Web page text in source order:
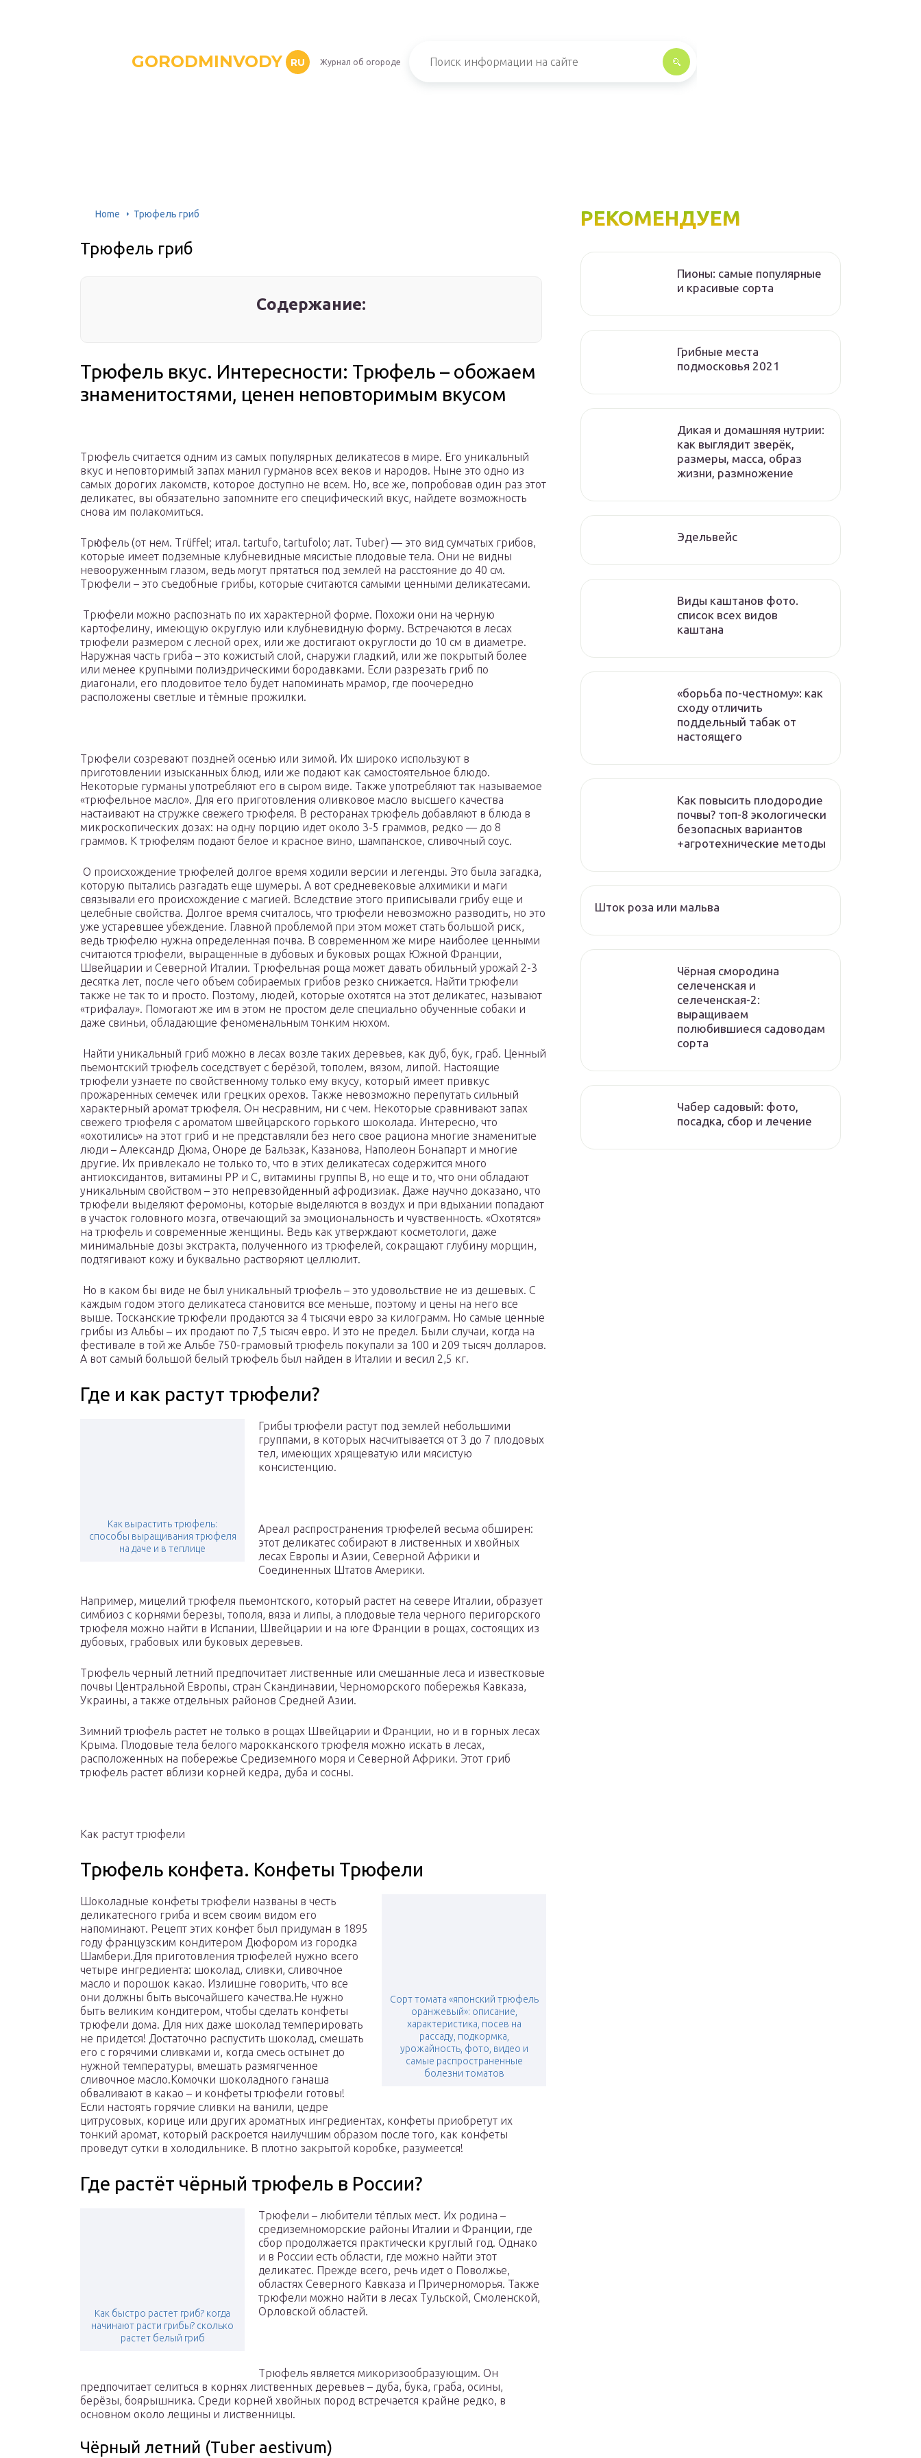
GORODMINVODY RU Журнал об огороде
Home Трюфель гриб
Трюфель гриб
Содержание:
Трюфель вкус. Интересности: Трюфель – обожаем
знаменитостями, ценен неповторимым вкусом
Трюфель считается одним из самых популярных деликатесов в мире. Его уникальный
вкус и неповторимый запах манил гурманов всех веков и народов. Ныне это одно из
самых дорогих лакомств, которое доступно не всем. Но, все же, попробовав один раз этот
деликатес, вы обязательно запомните его специфический вкус, найдете возможность
снова им полакомиться.
Трю́фель (от нем. Trüffel; итал. tartufo, tartufolo; лат. Tuber) — это вид сумчатых грибов,
которые имеет подземные клубневидные мясистые плодовые тела. Они не видны
невооруженным глазом, ведь могут прятаться под землей на расстояние до 40 см.
Трюфели – это съедобные грибы, которые считаются самыми ценными деликатесами.
Трюфели можно распознать по их характерной форме. Похожи они на черную
картофелину, имеющую округлую или клубневидную форму. Встречаются в лесах
трюфели размером с лесной орех, или же достигают округлости до 10 см в диаметре.
Наружная часть гриба – это кожистый слой, снаружи гладкий, или же покрытый более
или менее крупными полиэдрическими бородавками. Если разрезать гриб по
диагонали, его плодовитое тело будет напоминать мрамор, где поочередно
расположены светлые и тёмные прожилки.
Трюфели созревают поздней осенью или зимой. Их широко используют в
приготовлении изысканных блюд, или же подают как самостоятельное блюдо.
Некоторые гурманы употребляют его в сыром виде. Также употребляют так называемое
«трюфельное масло». Для его приготовления оливковое масло высшего качества
настаивают на стружке свежего трюфеля. В ресторанах трюфель добавляют в блюда в
микроскопических дозах: на одну порцию идет около 3-5 граммов, редко — до 8
граммов. К трюфелям подают белое и красное вино, шампанское, сливочный соус.
О происхождение трюфелей долгое время ходили версии и легенды. Это была загадка,
которую пытались разгадать еще шумеры. А вот средневековые алхимики и маги
связывали его происхождение с магией. Вследствие этого приписывали грибу еще и
целебные свойства. Долгое время считалось, что трюфели невозможно разводить, но это
уже устаревшее убеждение. Главной проблемой при этом может стать большой риск,
ведь трюфелю нужна определенная почва. В современном же мире наиболее ценными
считаются трюфели, выращенные в дубовых и буковых рощах Южной Франции,
Швейцарии и Северной Италии. Трюфельная роща может давать обильный урожай 2-3
десятка лет, после чего объем собираемых грибов резко снижается. Найти трюфели
также не так то и просто. Поэтому, людей, которые охотятся на этот деликатес, называют
«трифалау». Помогают же им в этом не простом деле специально обученные собаки и
даже свиньи, обладающие феноменальным тонким нюхом.
Найти уникальный гриб можно в лесах возле таких деревьев, как дуб, бук, граб. Ценный
пьемонтский трюфель соседствует с берёзой, тополем, вязом, липой. Настоящие
трюфели узнаете по свойственному только ему вкусу, который имеет привкус
прожаренных семечек или грецких орехов. Также невозможно перепутать сильный
характерный аромат трюфеля. Он несравним, ни с чем. Некоторые сравнивают запах
свежего трюфеля с ароматом швейцарского горького шоколада. Интересно, что
«охотились» на этот гриб и не представляли без него свое рациона многие знаменитые
люди – Александр Дюма, Оноре де Бальзак, Казанова, Наполеон Бонапарт и многие
другие. Их привлекало не только то, что в этих деликатесах содержится много
антиоксидантов, витамины РР и С, витамины группы В, но еще и то, что они обладают
уникальным свойством – это непревзойденный афродизиак. Даже научно доказано, что
трюфели выделяют феромоны, которые выделяются в воздух и при вдыхании попадают
в участок головного мозга, отвечающий за эмоциональность и чувственность. «Охотятся»
на трюфель и современные женщины. Ведь как утверждают косметологи, даже
минимальные дозы экстракта, полученного из трюфелей, сокращают глубину морщин,
подтягивают кожу и буквально растворяют целлюлит.
Но в каком бы виде не был уникальный трюфель – это удовольствие не из дешевых. С
каждым годом этого деликатеса становится все меньше, поэтому и цены на него все
выше. Тосканские трюфели продаются за 4 тысячи евро за килограмм. Но самые ценные
грибы из Альбы – их продают по 7,5 тысяч евро. И это не предел. Были случаи, когда на
фестивале в той же Альбе 750-грамовый трюфель покупали за 100 и 209 тысяч долларов.
А вот самый большой белый трюфель был найден в Италии и весил 2,5 кг.
Где и как растут трюфели?
Как вырастить трюфель:
способы выращивания трюфеля
на даче и в теплице
Грибы трюфели растут под землей небольшими
группами, в которых насчитывается от 3 до 7 плодовых
тел, имеющих хрящеватую или мясистую
консистенцию.
Ареал распространения трюфелей весьма обширен:
этот деликатес собирают в лиственных и хвойных
лесах Европы и Азии, Северной Африки и
Соединенных Штатов Америки.
Например, мицелий трюфеля пьемонтского, который растет на севере Италии, образует
симбиоз с корнями березы, тополя, вяза и липы, а плодовые тела черного перигорского
трюфеля можно найти в Испании, Швейцарии и на юге Франции в рощах, состоящих из
дубовых, грабовых или буковых деревьев.
Трюфель черный летний предпочитает лиственные или смешанные леса и известковые
почвы Центральной Европы, стран Скандинавии, Черноморского побережья Кавказа,
Украины, а также отдельных районов Средней Азии.
Зимний трюфель растет не только в рощах Швейцарии и Франции, но и в горных лесах
Крыма. Плодовые тела белого марокканского трюфеля можно искать в лесах,
расположенных на побережье Средиземного моря и Северной Африки. Этот гриб
трюфель растет вблизи корней кедра, дуба и сосны.
Как растут трюфели
Трюфель конфета. Конфеты Трюфели
Сорт томата «японский трюфель
оранжевый»: описание,
характеристика, посев на
рассаду, подкормка,
урожайность, фото, видео и
самые распространенные
болезни томатов
Шоколадные конфеты трюфели названы в честь
деликатесного гриба и всем своим видом его
напоминают. Рецепт этих конфет был придуман в 1895
году французским кондитером Дюфором из городка
Шамбери.Для приготовления трюфелей нужно всего
четыре ингредиента: шоколад, сливки, сливочное
масло и порошок какао. Излишне говорить, что все
они должны быть высочайшего качества.Не нужно
быть великим кондитером, чтобы сделать конфеты
трюфели дома. Для них даже шоколад темперировать
не придется! Достаточно распустить шоколад, смешать
его с горячими сливками и, когда смесь остынет до
нужной температуры, вмешать размягченное
сливочное масло.Комочки шоколадного ганаша
обваливают в какао – и конфеты трюфели готовы!
Если настоять горячие сливки на ванили, цедре
цитрусовых, корице или других ароматных ингредиентах, конфеты приобретут их
тонкий аромат, который раскроется наилучшим образом после того, как конфеты
проведут сутки в холодильнике. В плотно закрытой коробке, разумеется!
Где растёт чёрный трюфель в России?
Как быстро растет гриб? когда
начинают расти грибы? сколько
растет белый гриб
Трюфели – любители тёплых мест. Их родина –
средиземноморские районы Италии и Франции, где
сбор продолжается практически круглый год. Однако
и в России есть области, где можно найти этот
деликатес. Прежде всего, речь идет о Поволжье,
областях Северного Кавказа и Причерноморья. Также
трюфели можно найти в лесах Тульской, Смоленской,
Орловской областей.
Трюфель является микоризообразующим. Он
предпочитает селиться в корнях лиственных деревьев – дуба, бука, граба, осины,
берёзы, боярышника. Среди корней хвойных пород встречается крайне редко, в
основном около лещины и лиственницы.
Чёрный летний (Tuber aestivum)
РЕКОМЕНДУЕМ
Пионы: самые популярные
и красивые сорта
Грибные места
подмосковья 2021
Дикая и домашняя нутрии:
как выглядит зверёк,
размеры, масса, образ
жизни, размножение
Эдельвейс
Виды каштанов фото.
список всех видов
каштана
«борьба по-честному»: как
сходу отличить
поддельный табак от
настоящего
Как повысить плодородие
почвы? топ-8 экологически
безопасных вариантов
+агротехнические методы
Шток роза или мальва
Чёрная смородина
селеченская и
селеченская-2:
выращиваем
полюбившиеся садоводам
сорта
Чабер садовый: фото,
посадка, сбор и лечение